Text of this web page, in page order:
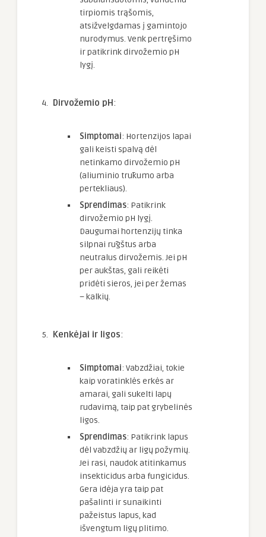
tirpiomis trąšomis,
atsižvelgdamas į gamintojo
nurodymus. Venk pertręšimo
ir patikrink dirvožemio pH
lygį.
Dirvožemio pH:
Simptomai: Hortenzijos lapai
gali keisti spalvą dėl
netinkamo dirvožemio pH
(aliuminio trūkumo arba
pertekliaus).
Sprendimas: Patikrink
dirvožemio pH lygį.
Daugumai hortenzijų tinka
silpnai rūgštus arba
neutralus dirvožemis. Jei pH
per aukštas, gali reikėti
pridėti sieros, jei per žemas
– kalkių.
Kenkėjai ir ligos:
Simptomai: Vabzdžiai, tokie
kaip voratinklės erkės ar
amarai, gali sukelti lapų
rudavimą, taip pat grybelinės
ligos.
Sprendimas: Patikrink lapus
dėl vabzdžių ar ligų požymių.
Jei rasi, naudok atitinkamus
insekticidus arba fungicidus.
Gera idėja yra taip pat
pašalinti ir sunaikinti
pažeistus lapus, kad
išvengtum ligų plitimo.